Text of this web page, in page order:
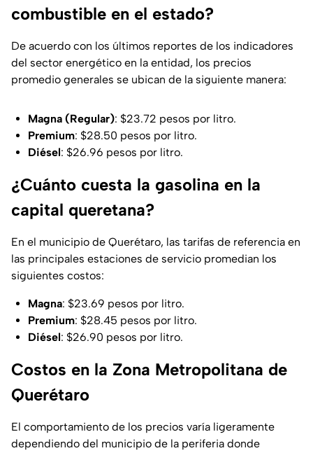
combustible en el estado?
De acuerdo con los últimos reportes de los indicadores
del sector energético en la entidad, los precios
promedio generales se ubican de la siguiente manera:
Magna (Regular): $23.72 pesos por litro.
Premium: $28.50 pesos por litro.
Diésel: $26.96 pesos por litro.
¿Cuánto cuesta la gasolina en la
capital queretana?
En el municipio de Querétaro, las tarifas de referencia en
las principales estaciones de servicio promedian los
siguientes costos:
Magna: $23.69 pesos por litro.
Premium: $28.45 pesos por litro.
Diésel: $26.90 pesos por litro.
Costos en la Zona Metropolitana de
Querétaro
El comportamiento de los precios varía ligeramente
dependiendo del municipio de la periferia donde